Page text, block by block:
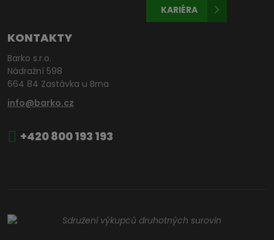
KARIÉRA
KONTAKTY
Barko s.r.o.
Nádražní 598
664 84 Zastávka u Brna
info@barko.cz
+420 800 193 193